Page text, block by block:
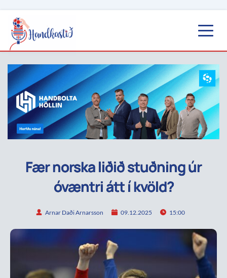
Fær norska liðið stuðning úr
óvæntri átt í kvöld?
Arnar Daði Arnarsson 09.12.2025 15:00